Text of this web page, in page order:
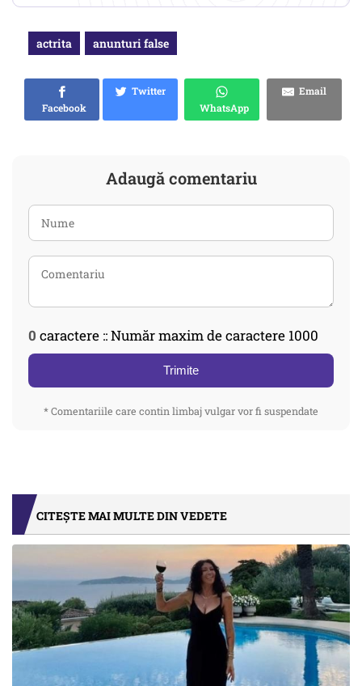
actrita anunturi false
Facebook
Twitter
WhatsApp
Email
Adaugă comentariu
0 caractere :: Număr maxim de caractere 1000
Trimite
* Comentariile care contin limbaj vulgar vor fi suspendate
CITEȘTE MAI MULTE DIN VEDETE